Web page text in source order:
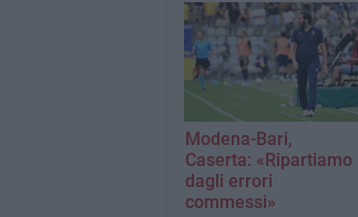
Modena-Bari,
Caserta: «Ripartiamo
dagli errori
commessi»